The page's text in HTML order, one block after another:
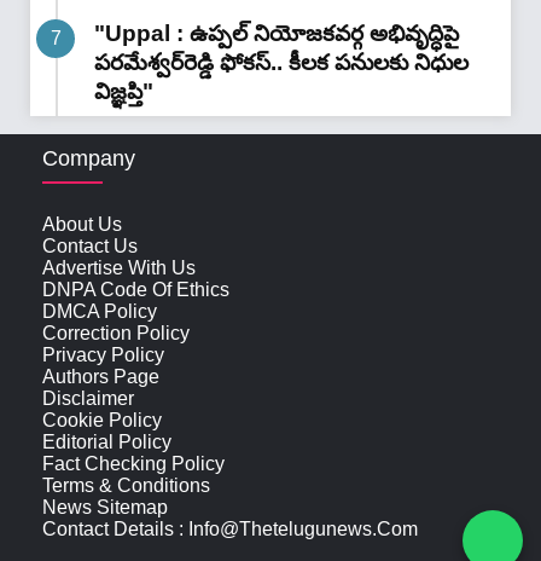
"Uppal : ఉప్పల్ నియోజకవర్గ అభివృద్ధిపై
పరమేశ్వర్‌రెడ్డి ఫోకస్.. కీలక పనులకు నిధుల
విజ్ఞప్తి"
Company
About Us
Contact Us
Advertise With Us
DNPA Code Of Ethics
DMCA Policy
Correction Policy
Privacy Policy
Authors Page
Disclaimer
Cookie Policy
Editorial Policy
Fact Checking Policy
Terms & Conditions
News Sitemap
Contact Details : Info@thetelugunews.com